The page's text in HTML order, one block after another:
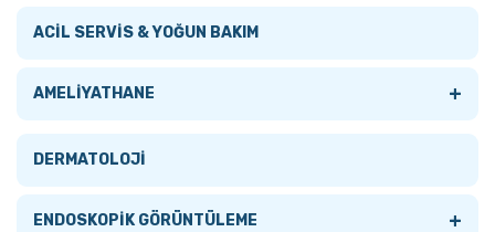
ACİL SERVİS & YOĞUN BAKIM
AMELİYATHANE +
Tümünü Gör
AMELİYATHANE LAMBALARI
DERMATOLOJİ
ENDOSKOPİK GÖRÜNTÜLEME +